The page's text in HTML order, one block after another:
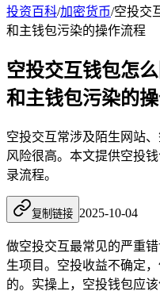
投资百科/加密货币/空投交
和主钱包污染的操作流程
空投交互钱包怎
和主钱包污染的
空投交互常涉及陌生网站
风险很高。本文提供空投
录流程。
复制链接 2025-10-04
做空投交互最常见的严重
生项目。空投收益不确定
的。实操上，空投钱包应